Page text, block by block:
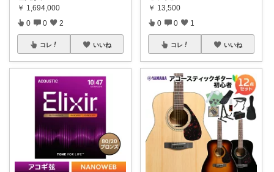
￥ 1,694,000
0 0 2
コレ いいね
￥ 13,500
0 0 1
コレ いいね